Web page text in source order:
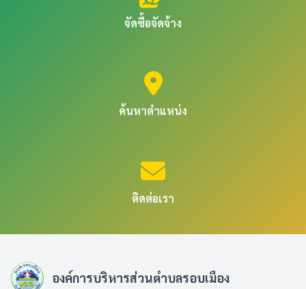
จัดซื้อจัดจ้าง
ค้นหาตำแหน่ง
ติดต่อเรา
องค์การบริหารส่วนตำบลรอบเมือง